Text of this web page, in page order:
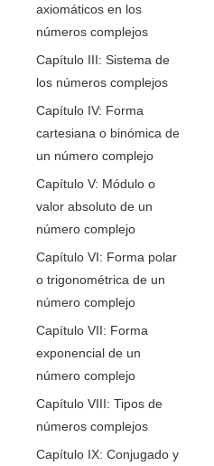
axiomáticos en los
números complejos
Capítulo III: Sistema de
los números complejos
Capítulo IV: Forma
cartesiana o binómica de
un número complejo
Capítulo V: Módulo o
valor absoluto de un
número complejo
Capítulo VI: Forma polar
o trigonométrica de un
número complejo
Capítulo VII: Forma
exponencial de un
número complejo
Capítulo VIII: Tipos de
números complejos
Capítulo IX: Conjugado y